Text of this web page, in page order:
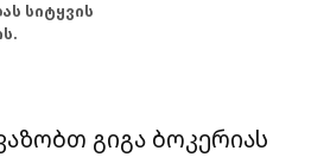
სიტყვის
გიგა ბოკერიას